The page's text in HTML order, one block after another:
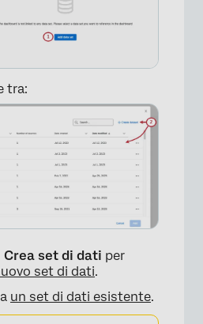
tra:
Crea set di dati per
set di dati.
un set di dati esistente.